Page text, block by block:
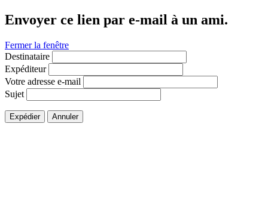
Envoyer ce lien par e-mail à un ami.
Fermer la fenêtre
Destinataire
Expéditeur
Votre adresse e-mail
Sujet
Expédier Annuler